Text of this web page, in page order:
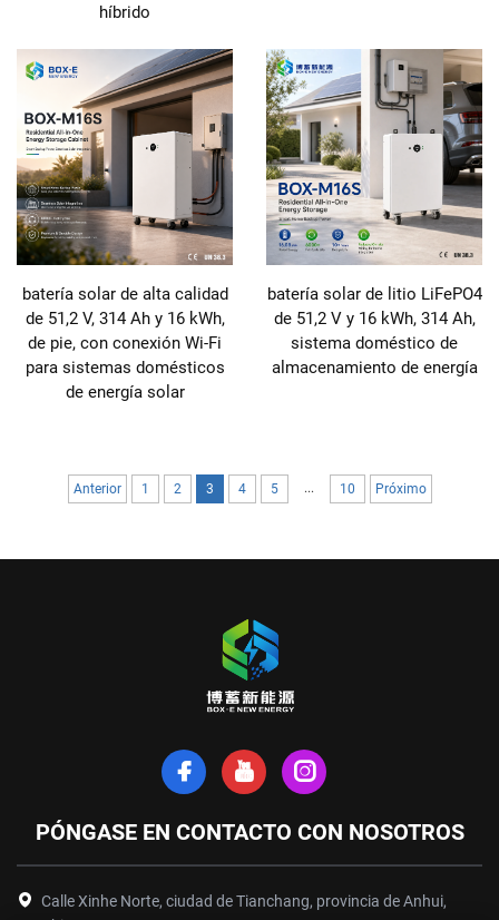
híbrido
batería solar de alta calidad
de 51,2 V, 314 Ah y 16 kWh,
de pie, con conexión Wi-Fi
para sistemas domésticos
de energía solar
batería solar de litio LiFePO4
de 51,2 V y 16 kWh, 314 Ah,
sistema doméstico de
almacenamiento de energía
Anterior 1 2 3 4 5 ... 10 Próximo
PÓNGASE EN CONTACTO CON NOSOTROS
Calle Xinhe Norte, ciudad de Tianchang, provincia de Anhui,